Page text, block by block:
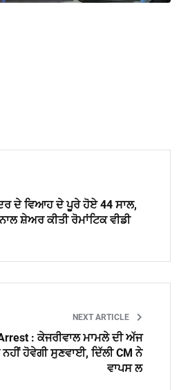
ਦੇ ਵਿਆਹ ਦੇ ਪੂਰੇ ਹੋਏ 44 ਸਾਲ,
ਸ਼ੇਅਰ ਕੀਤੀ ਰੋਮਾਂਟਿਕ ਵੀਡੀ
NEXT ARTICLE
: ਕੇਜਰੀਵਾਲ ਮਾਮਲੇ ਦੀ ਅੱਜ
ਹੋਵੇਗੀ ਸੁਣਵਾਈ, ਦਿੱਲੀ CM ਨੇ
ਵਾਪਸ ਲ